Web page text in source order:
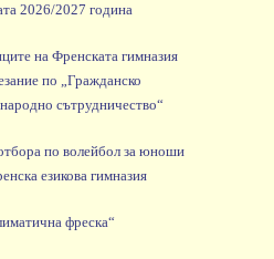
2026/2027 година
на Френската гимназия
по „Гражданско
сътрудничество“
по волейбол за юноши
езикова гимназия
фреска“